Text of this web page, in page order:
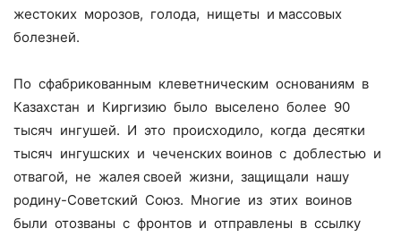
жестоких морозов, голода, нищеты и массовых
болезней.
По сфабрикованным клеветническим основаниям в
Казахстан и Киргизию было выселено более 90
тысяч ингушей. И это происходило, когда десятки
тысяч ингушских и чеченских воинов с доблестью и
отвагой, не жалея своей жизни, защищали нашу
родину-Советский Союз. Многие из этих воинов
были отозваны с фронтов и отправлены в ссылку